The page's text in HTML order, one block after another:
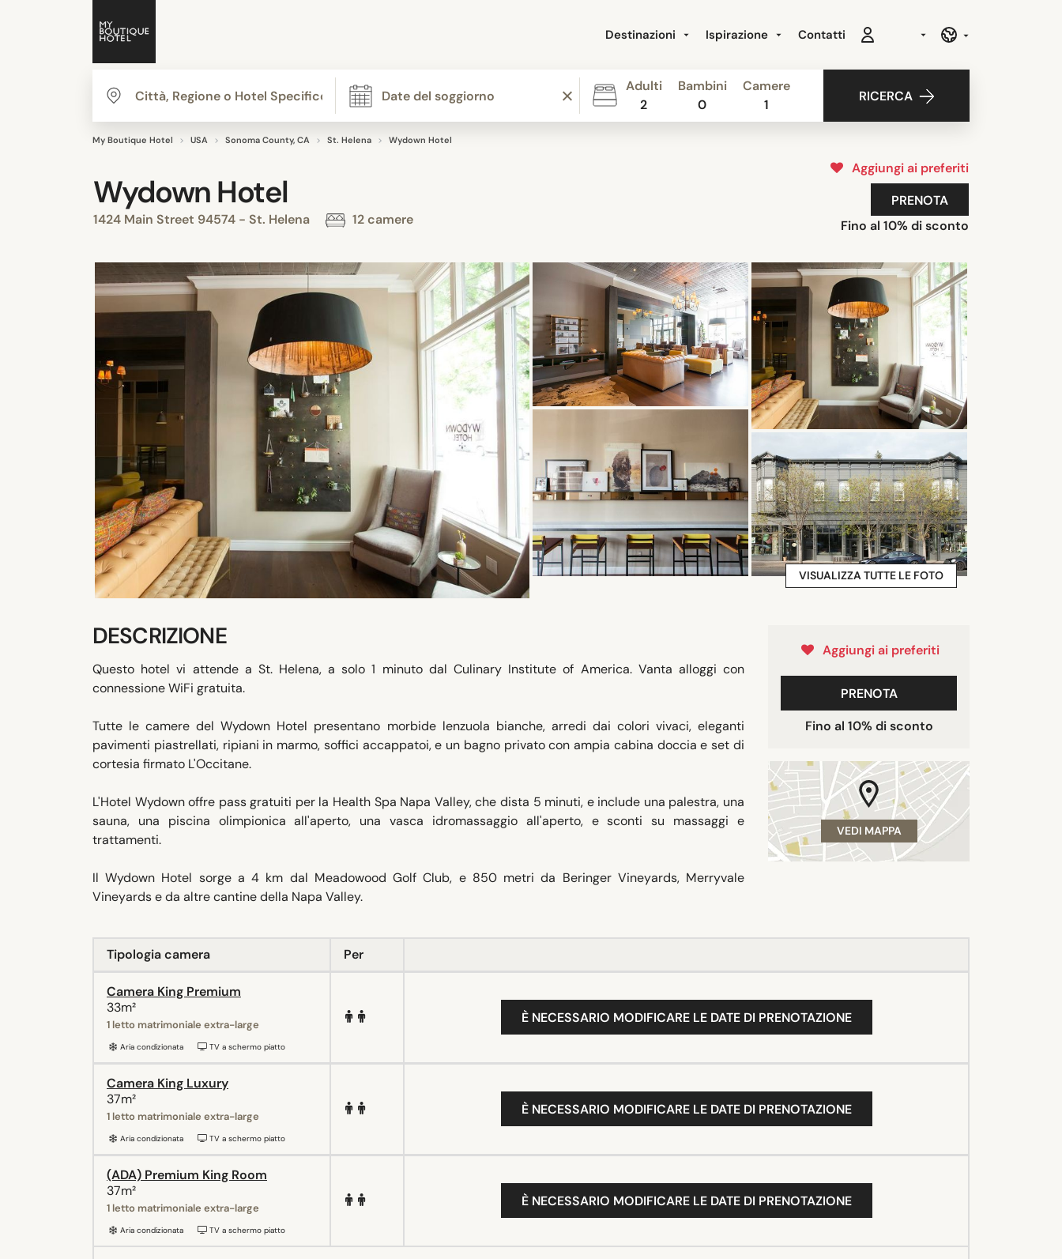
Destinazioni Ispirazione Contatti
Adulti
2
Bambini
0
Camere
1
RICERCA
My Boutique Hotel USA Sonoma County, CA St. Helena Wydown Hotel
Wydown Hotel
1424 Main Street 94574 - St. Helena 12 camere
Aggiungi ai preferiti
PRENOTA
Fino al 10% di sconto
VISUALIZZA TUTTE LE FOTO
Aggiungi ai preferiti
PRENOTA
Fino al 10% di sconto
VEDI MAPPA
DESCRIZIONE
Questo hotel vi attende a St. Helena, a solo 1 minuto dal Culinary Institute of America. Vanta alloggi con
connessione WiFi gratuita.
Tutte le camere del Wydown Hotel presentano morbide lenzuola bianche, arredi dai colori vivaci, eleganti
pavimenti piastrellati, ripiani in marmo, soffici accappatoi, e un bagno privato con ampia cabina doccia e set di
cortesia firmato L'Occitane.
L'Hotel Wydown offre pass gratuiti per la Health Spa Napa Valley, che dista 5 minuti, e include una palestra, una
sauna, una piscina olimpionica all'aperto, una vasca idromassaggio all'aperto, e sconti su massaggi e
trattamenti.
Il Wydown Hotel sorge a 4 km dal Meadowood Golf Club, e 850 metri da Beringer Vineyards, Merryvale
Vineyards e da altre cantine della Napa Valley.
Tipologia camera Per
Camera King Premium
33m²
1 letto matrimoniale extra-large
Aria condizionata TV a schermo piatto
È NECESSARIO MODIFICARE LE DATE DI PRENOTAZIONE
Camera King Luxury
37m²
1 letto matrimoniale extra-large
Aria condizionata TV a schermo piatto
È NECESSARIO MODIFICARE LE DATE DI PRENOTAZIONE
(ADA) Premium King Room
37m²
1 letto matrimoniale extra-large
Aria condizionata TV a schermo piatto
È NECESSARIO MODIFICARE LE DATE DI PRENOTAZIONE